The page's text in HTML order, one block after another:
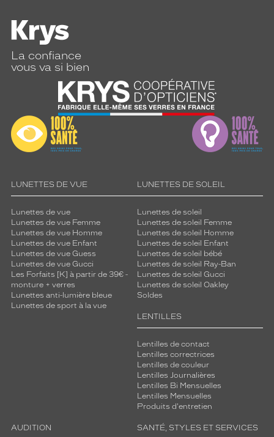
La confiance
vous va si bien
LUNETTES DE VUE
Lunettes de vue
Lunettes de vue Femme
Lunettes de vue Homme
Lunettes de vue Enfant
Lunettes de vue Guess
Lunettes de vue Gucci
Les Forfaits [K] à partir de 39€ -
monture + verres
Lunettes anti-lumière bleue
Lunettes de sport à la vue
LUNETTES DE SOLEIL
Lunettes de soleil
Lunettes de soleil Femme
Lunettes de soleil Homme
Lunettes de soleil Enfant
Lunettes de soleil bébé
Lunettes de soleil Ray-Ban
Lunettes de soleil Gucci
Lunettes de soleil Oakley
Soldes
LENTILLES
Lentilles de contact
Lentilles correctrices
Lentilles de couleur
Lentilles Journalières
Lentilles Bi Mensuelles
Lentilles Mensuelles
Produits d'entretien
AUDITION SANTÉ, STYLES ET SERVICES